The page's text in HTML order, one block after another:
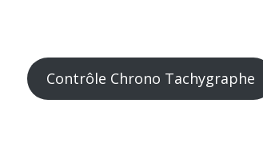
Contrôle Chrono Tachygraphe